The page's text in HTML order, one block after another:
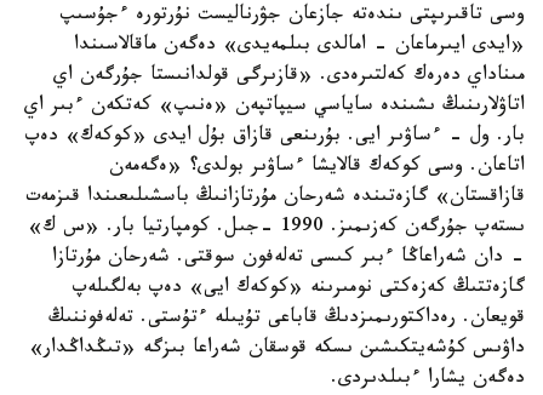
وسى تاقىرىپتى ىندەتە جازعان جۋرناليست نۇرتورە ءجۇسىپ
«ايدى ايىرماعان - امالدى بىلمەيدى» دەگەن ماقالاسىندا
مىناداي دەرەك كەلتىرەدى. «قازىرگى قولدانىستا جۇرگەن اي
اتاۋلارىنىڭ ىشىندە ساياسي سيپاتپەن «ەنىپ» كەتكەن ءبىر اي
بار. ول - ءساۋىر ايى. بۇرىنعى قازاق بۇل ايدى «كوكەك» دەپ
اتاعان. وسى كوكەك قالايشا ءساۋىر بولدى؟ «ەگەمەن
قازاقستان» گازەتىندە شەرحان مۇرتازانىڭ باسشىلىعىندا قىزمەت
ىستەپ جۇرگەن كەزىمىز. 1990 -جىل. كومپارتيا بار. «س ك»
- دان شەراعاڭا ءبىر كىسى تەلەفون سوقتى. شەرحان مۇرتازا
گازەتتىڭ كەزەكتى نومىرىنە «كوكەك ايى» دەپ بەلگىلەپ
قويعان. رەداكتورىمىزدىڭ قاباعى تۇيىلە ءتۇستى. تەلەفوننىڭ
داۋىس كۇشەيتكىشىن ىسكە قوسقان شەراعا بىزگە «تىڭداڭدار»
دەگەن يشارا ءبىلدىردى.